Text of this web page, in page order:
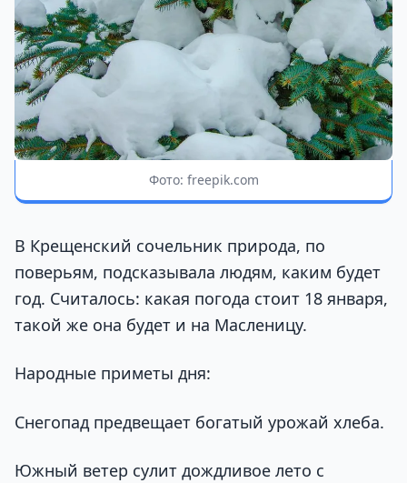
Фото: freepik.com
В Крещенский сочельник природа, по
поверьям, подсказывала людям, каким будет
год. Считалось: какая погода стоит 18 января,
такой же она будет и на Масленицу.
Народные приметы дня:
Снегопад предвещает богатый урожай хлеба.
Южный ветер сулит дождливое лето с